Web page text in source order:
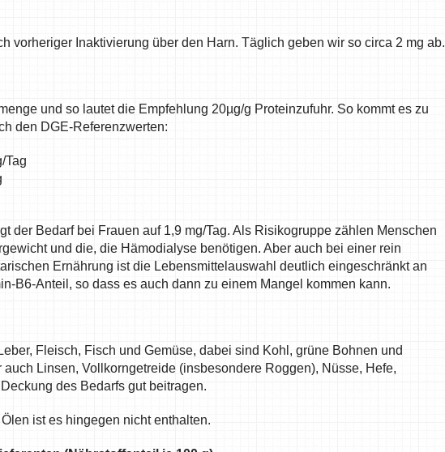
vorheriger Inaktivierung über den Harn. Täglich geben wir so circa 2 mg ab.
und so lautet die Empfehlung 20µg/g Proteinzufuhr. So kommt es zu
den DGE-Referenzwerten:
Tag
der Bedarf bei Frauen auf 1,9 mg/Tag. Als Risikogruppe zählen Menschen
und die, die Hämodialyse benötigen. Aber auch bei einer rein
Ernährung ist die Lebensmittelauswahl deutlich eingeschränkt an
B6-Anteil, so dass es auch dann zu einem Mangel kommen kann.
Fleisch, Fisch und Gemüse, dabei sind Kohl, grüne Bohnen und
Linsen, Vollkorngetreide (insbesondere Roggen), Nüsse, Hefe,
des Bedarfs gut beitragen.
ist es hingegen nicht enthalten.